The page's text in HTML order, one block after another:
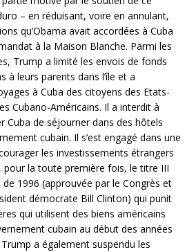
– en réduisant, voire en annulant,
qu’Obama avait accordées à Cuba
à la Maison Blanche. Parmi les
Trump a limité les envois de fonds
à leurs parents dans l’île et a
à Cuba des citoyens des Etats-
Cubano-Américains. Il a interdit à
Cuba de séjourner dans des hôtels
cubain. Il s’est engagé dans une
les investissements étrangers
pour la toute première fois, le titre III
1996 (approuvée par le Congrès et
démocrate Bill Clinton) qui punit
qui utilisent des biens américains
cubain au début des années
a également suspendu les